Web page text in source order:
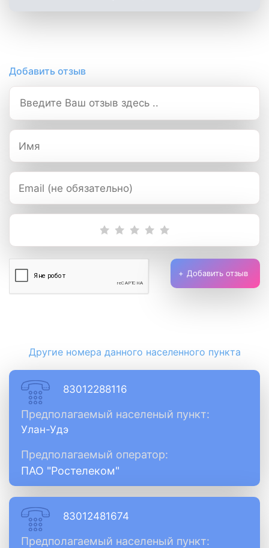
Добавить отзыв
Добавить отзыв
Другие номера данного населенного пункта
83012288116
Предполагаемый населеный пункт:
Улан-Удэ
Предполагаемый оператор:
ПАО "Ростелеком"
83012481674
Предполагаемый населеный пункт: